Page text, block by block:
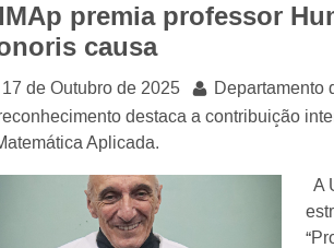
premia professor
causa
17 de Outubro de 2025
Departamento
destaca a contribuição
Aplicada.
A